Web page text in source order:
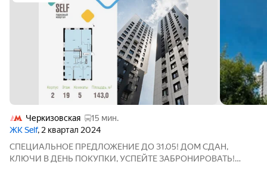
Черкизовская
15 мин.
ЖК Self, 2 квартал 2024
СПЕЦИАЛЬНОЕ ПРЕДЛОЖЕНИЕ ДО 31.05! ДОМ СДАН,
КЛЮЧИ В ДЕНЬ ПОКУПКИ, УСПЕЙТЕ ЗАБРОНИРОВАТЬ!